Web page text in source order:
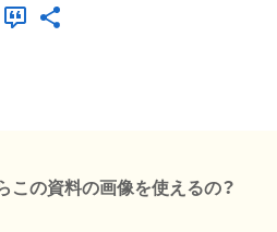
この資料の画像を使えるの？